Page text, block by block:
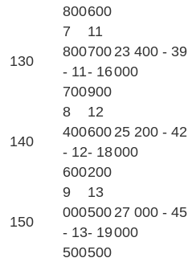
800600
130
7
800
- 11
700
11
700
- 16
900
23 400 - 39
000
140
8
400
- 12
600
12
600
- 18
200
25 200 - 42
000
150
9
000
- 13
500
13
500
- 19
500
27 000 - 45
000